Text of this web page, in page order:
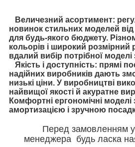
Величезний асортимент:
новинок стильних моделей від
для будь-якого бюджету.
кольорів і широкий розмірний
вдалий вибір потрібної
Якість і доступність: прямі
надійних виробників дають
низькі ціни. У виробництві
найвищої якості й акуратне
Комфортні ергономічні моделі
амортизацією і зручною
Перед замовленням
менеджера будь ласка